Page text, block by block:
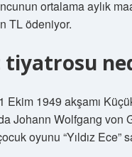
ortalama aylık
TL ödeniyor.
tiyatrosu
Ekim 1949 akşamı
Johann Wolfgang von
oyunu “Yıldız Ece”